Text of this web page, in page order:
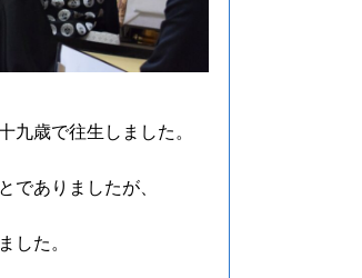
九歳で往生しました。
でありましたが、
した。